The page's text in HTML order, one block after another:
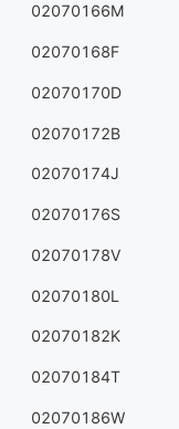
02070166M
02070168F
02070170D
02070172B
02070174J
02070176S
02070178V
02070180L
02070182K
02070184T
02070186W